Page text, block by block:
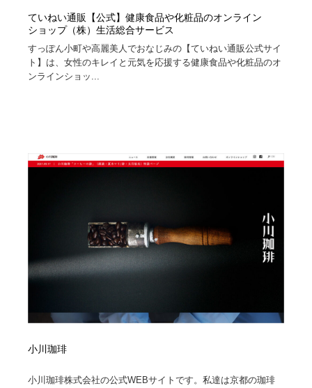
ていねい通販【公式】健康食品や化粧品のオンライン
ショップ（株）生活総合サービス
すっぽん小町や高麗美人でおなじみの【ていねい通販公式サイ
ト】は、女性のキレイと元気を応援する健康食品や化粧品のオ
ンラインショッ...
小川珈琲
小川珈琲株式会社の公式WEBサイトです。私達は京都の珈琲